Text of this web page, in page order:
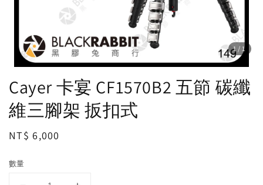
1 /1
Cayer 卡宴 CF1570B2 五節 碳纖
維三腳架 扳扣式
Regular
NT$ 6,000
數量